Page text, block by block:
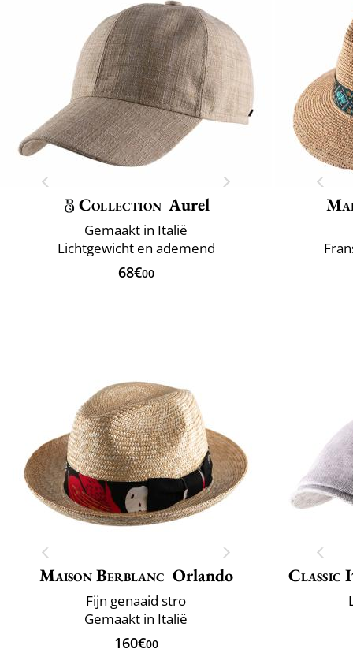
Collection Aurel
Gemaakt in Italië
Lichtgewicht en ademend
68€00
Maison Berblanc Orlando
Fijn genaaid stro
Gemaakt in Italië
160€00
Classic